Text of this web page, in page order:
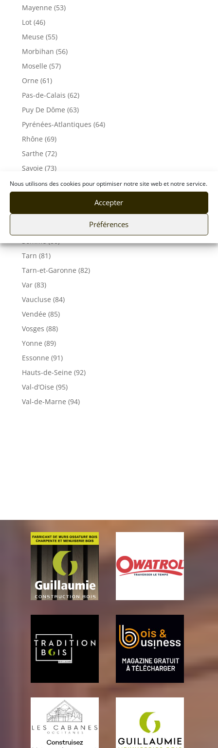
Nous utilisons des cookies pour optimiser notre site web et notre service.
Accepter
Préférences
Mayenne (53)
Lot (46)
Meuse (55)
Morbihan (56)
Moselle (57)
Orne (61)
Pas-de-Calais (62)
Puy De Dôme (63)
Pyrénées-Atlantiques (64)
Rhône (69)
Sarthe (72)
Savoie (73)
Haute-Savoie (74)
Tarn (81)
Tarn-et-Garonne (82)
Var (83)
Vaucluse (84)
Vendée (85)
Vosges (88)
Yonne (89)
Essonne (91)
Hauts-de-Seine (92)
Val-d’Oise (95)
Val-de-Marne (94)